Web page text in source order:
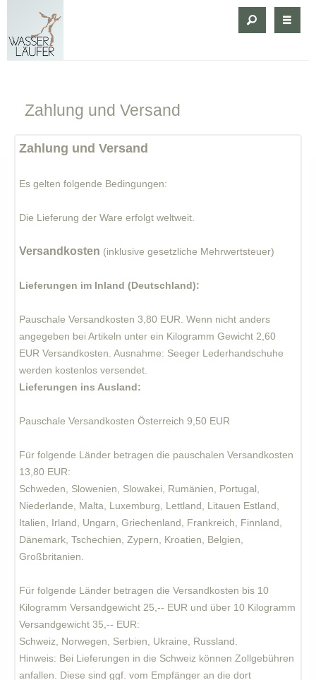
Zahlung und Versand
Zahlung und Versand
Es gelten folgende Bedingungen:
Die Lieferung der Ware erfolgt weltweit.
Versandkosten (inklusive gesetzliche Mehrwertsteuer)
Lieferungen im Inland (Deutschland):
Pauschale Versandkosten 3,80 EUR. Wenn nicht anders
angegeben bei Artikeln unter ein Kilogramm Gewicht 2,60
EUR Versandkosten. Ausnahme: Seeger Lederhandschuhe
werden kostenlos versendet.
Lieferungen ins Ausland:
Pauschale Versandkosten Österreich 9,50 EUR
Für folgende Länder betragen die pauschalen Versandkosten
13,80 EUR:
Schweden, Slowenien, Slowakei, Rumänien, Portugal,
Niederlande, Malta, Luxemburg, Lettland, Litauen Estland,
Italien, Irland, Ungarn, Griechenland, Frankreich, Finnland,
Dänemark, Tschechien, Zypern, Kroatien, Belgien,
Großbritanien.
Für folgende Länder betragen die Versandkosten bis 10
Kilogramm Versandgewicht 25,-- EUR und über 10 Kilogramm
Versandgewicht 35,-- EUR:
Schweiz, Norwegen, Serbien, Ukraine, Russland.
Hinweis: Bei Lieferungen in die Schweiz können Zollgebühren
anfallen. Diese sind ggf. vom Empfänger an die dort